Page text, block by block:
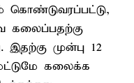
கொண்டுவரப்பட்டு,
கலைப்பதற்கு
முன்பு 12
கலைக்க